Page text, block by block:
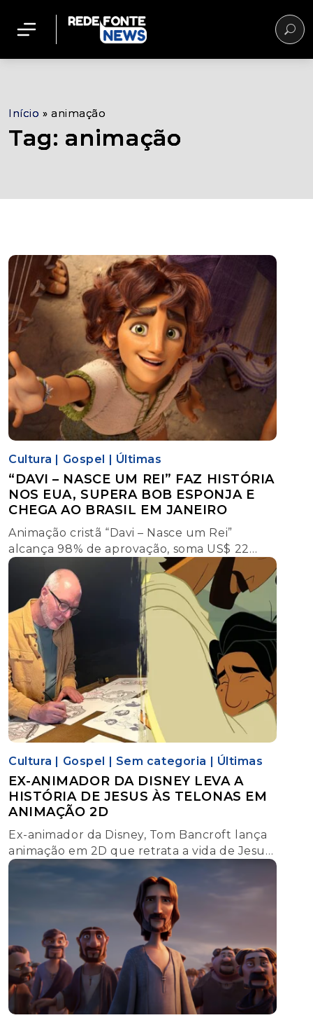
Início »animação
Tag: animação
Cultura | Gospel | Últimas
“DAVI – NASCE UM REI” FAZ HISTÓRIA
NOS EUA, SUPERA BOB ESPONJA E
CHEGA AO BRASIL EM JANEIRO
Animação cristã “Davi – Nasce um Rei”
alcança 98% de aprovação, soma US$ 22
milhões nos EUA, supera Bob Esponja e
estreia no Brasil em 15 de janeiro.
Cultura Gospel Sem categoria Últimas
EX-ANIMADOR DA DISNEY LEVA A
HISTÓRIA DE JESUS ÀS TELONAS EM
ANIMAÇÃO 2D
Ex-animador da Disney, Tom Bancroft lança
animação em 2D que retrata a vida de Jesus
pelos olhos do apóstolo João e leva a história